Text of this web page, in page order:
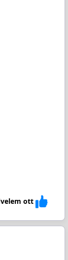
ott